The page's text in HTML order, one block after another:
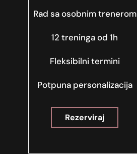
Rad sa osobnim trenerom
12 treninga od 1h
Fleksibilni termini
Potpuna personalizacija
Rezerviraj